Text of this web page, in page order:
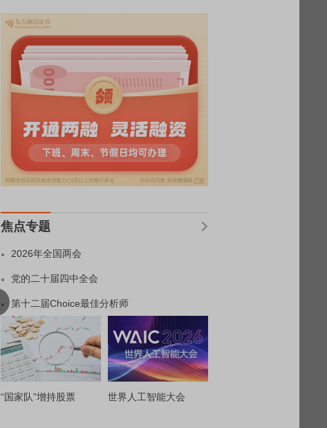
焦点专题
2026年全国两会
党的二十届四中全会
第十二届Choice最佳分析师
“国家队”增持股票 世界人工智能大会